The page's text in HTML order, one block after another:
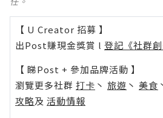
【 U Creator 招募 】
出Post賺現金獎賞 l 登記《社群創
【 睇Post + 參加品牌活動 】
瀏覽更多社群 打卡 丶 旅遊 丶 美食
攻略及 活動情報